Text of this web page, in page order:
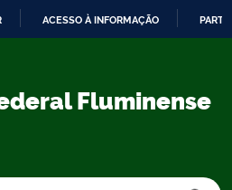
CONTEÚDO
ACESSO À INFORMAÇÃO
Fluminense